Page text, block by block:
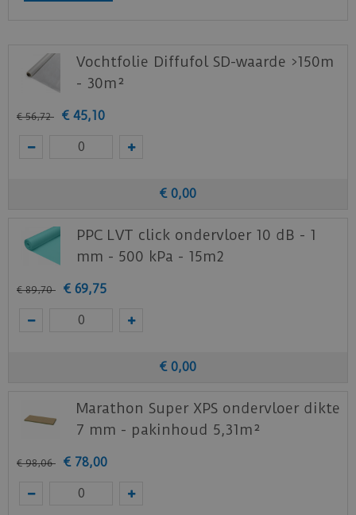
wanden het beste licht houden. Maar wees niet
bang voor kleur! Deze donkere tegel combineert
prachtig met een koningsblauwe of
smaragdgroene wand. Een beetje lef in je
plak-PVC
dikte en afmetingen van deze vloeren zijn
anders.
een
geïntegreerde ondervloer
eenvoudige fold-down legsysteem gemakkelijk
De Douwes Dekker Ambitieus klik-PVC vloeren
geïnstalleerd. Wanneer extra
contactgeluiddemping vereist is (10 dB-eis)
kunnen de vloeren geïnstalleerd worden op de
kPa (86150) of de Marathon Super
Vochtfolie Diffufol SD-waarde >150m
- 30m²
€ 56,72 € 45,10
€ 0,00
PPC LVT click ondervloer 10 dB - 1
mm - 500 kPa - 15m2
€ 89,70 € 69,75
€ 0,00
Marathon Super XPS ondervloer dikte
7 mm - pakinhoud 5,31m²
€ 98,06 € 78,00